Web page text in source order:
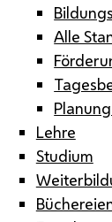
Alle
Lehre
Studium